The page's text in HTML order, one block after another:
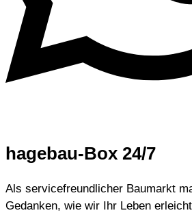
hagebau-Box 24/7
Als servicefreundlicher Baumarkt
Gedanken, wie wir Ihr Leben